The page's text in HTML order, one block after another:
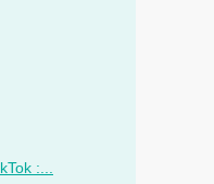
:...